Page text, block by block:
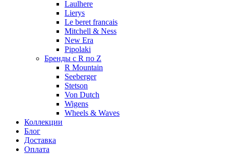
Laulhere
Lierys
Le beret francais
Mitchell & Ness
New Era
Pipolaki
Бренды с R по Z
R Mountain
Seeberger
Stetson
Von Dutch
Wigens
Wheels & Waves
Коллекции
Блог
Доставка
Оплата